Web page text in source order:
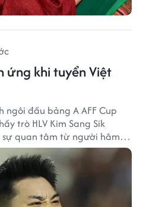
ứng khi tuyển Việt
ngôi đầu bảng A AFF Cup
trò HLV Kim Sang Sik
quan tâm từ người hâm